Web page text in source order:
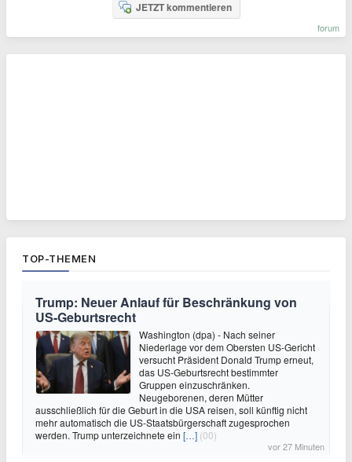
JETZT kommentieren
forum
TOP-THEMEN
Trump: Neuer Anlauf für Beschränkung von
US-Geburtsrecht
Washington (dpa) - Nach seiner
Niederlage vor dem Obersten US-Gericht
versucht Präsident Donald Trump erneut,
das US-Geburtsrecht bestimmter
Gruppen einzuschränken.
Neugeborenen, deren Mütter
ausschließlich für die Geburt in die USA reisen, soll künftig nicht
mehr automatisch die US-Staatsbürgerschaft zugesprochen
werden. Trump unterzeichnete ein […] (00)
vor 27 Minuten